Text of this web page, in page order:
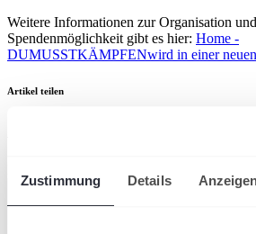
Zustimmung Details
Weitere Informationen zur Organisation
Spendenmöglichkeit gibt es hier: Home -
DUMUSSTKÄMPFENwird in einer
Artikel teilen